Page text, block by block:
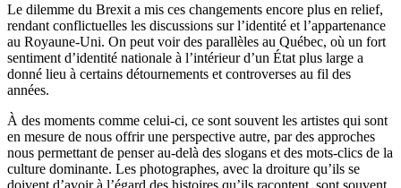
Le dilemme du Brexit a mis ces changements encore plus en relief,
rendant conflictuelles les discussions sur l’identité et l’appartenance
au Royaune-Uni. On peut voir des parallèles au Québec, où un fort
sentiment d’identité nationale à l’intérieur d’un État plus large a
donné lieu à certains détournements et controverses au fil des
années.
À des moments comme celui-ci, ce sont souvent les artistes qui sont
en mesure de nous offrir une perspective autre, par des approches
nous permettant de penser au-delà des slogans et des mots-clics de la
culture dominante. Les photographes, avec la droiture qu’ils se
doivent d’avoir à l’égard des histoires qu’ils racontent, sont souvent